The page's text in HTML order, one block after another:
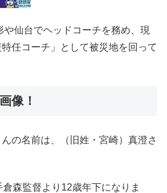
や仙台でヘッドコーチを務め、現
任コーチ」として被災地を回って
像！
の名前は、（旧姓・宮崎）真澄さ
森監督より12歳年下になりま